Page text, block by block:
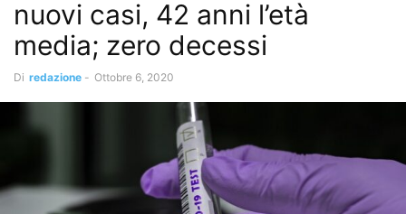
nuovi casi, 42 anni l’età
media; zero decessi
Di redazione - Ottobre 6, 2020